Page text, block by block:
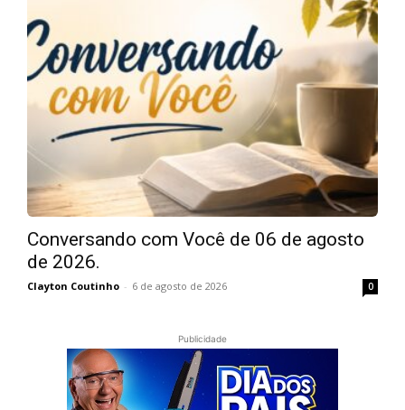
Conversando com Você de 06 de agosto
de 2026.
Clayton Coutinho - 6 de agosto de 2026 0
Publicidade